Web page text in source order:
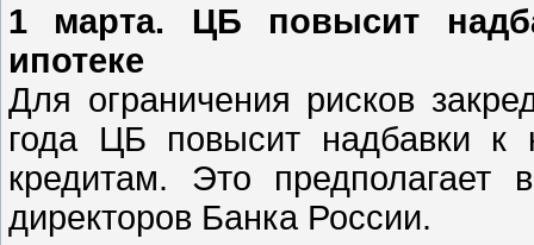
1 марта. ЦБ повысит
ипотеке
Для ограничения рисков
года ЦБ повысит надбавки к
кредитам. Это
директоров Банка России.